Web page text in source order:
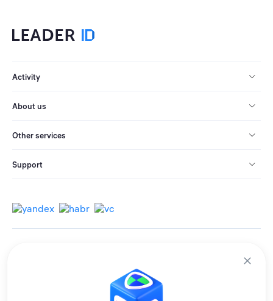
Activity
About us
Other services
Support
Personal data processing policy